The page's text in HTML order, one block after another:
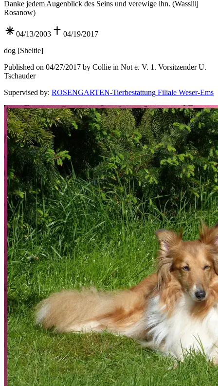
Danke jedem Augenblick des Seins und verewige ihn. (Wassilij
Rosanow)
04/13/2003
04/19/2017
dog [Sheltie]
Published on 04/27/2017 by Collie in Not e. V. 1. Vorsitzender U.
Tschauder
Supervised by: ROSENGARTEN-Tierbestattung Filiale Weser-Ems